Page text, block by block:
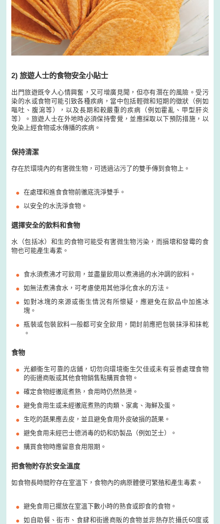
2) 旅遊人士的食物安全小貼士
出門旅遊既令人心情興奮，又可增廣見聞，但亦有潛在的風險。受污
染的水或食物可能引致各種疾病，當中包括輕微和短期的徵狀（例如
嘔吐、腹瀉等），以及長期和較嚴重的疾病（例如霍亂、甲型肝炎
等）。旅遊人士在外地時必須保持警覺，並應採取以下預防措施，以
免染上經食物或水傳播的疾病。
保持清潔
存在於環境內的有害微生物，可透過沾污了的雙手傳到食物上。
在處理和進食食物前徹底洗淨雙手。
以安全的水洗淨食物。
選擇安全的飲料和食物
水（包括冰）和生的食物可能受有害微生物污染，而損壞和發霉的食
物也可能產生毒素。
食水須煮沸才可飲用，並盡量飲用以煮沸過的水沖調的飲料。
如無法煮沸食水，可考慮使用其他淨化食水的方法。
如對冰塊的來源或衞生情況有所懷疑，應避免在飲品中加進冰
塊。
瓶裝或包裝飲料一般都可安全飲用，開封前應把包裝抹淨和抹乾
。
食物
光顧衞生可靠的店鋪，切勿向環境衞生欠佳或未有妥善處理食物
的街邊商販或其他食物銷售點購買食物。
確定食物經徹底煮熟，食用時仍然熱燙。
避免食用生或未經徹底煮熟的肉類、家禽、海鮮及蛋。
生吃的蔬果應去皮，並且避免食用外皮破損的蔬果。
避免食用未經巴士德消毒的奶和奶製品（例如芝士）。
購買食物時應留意食用限期。
把食物貯存於安全溫度
如食物長時間貯存在室溫下，食物內的病原體便可繁殖和產生毒素。
避免食用已擺放在室溫下數小時的熟食或即食的食物。
如自助餐、街市、食肆和街邊商販的食物並非熱存於攝氏60度或